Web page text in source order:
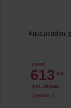
Knus pension,
vanaf
613 p.p.
incl. skipas
( januari )